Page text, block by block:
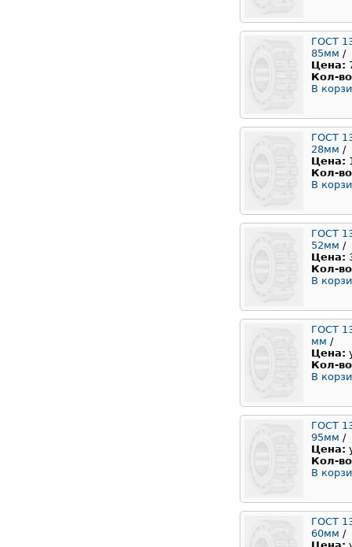
ГОСТ
85мм /
Цена:
Кол-
В
ГОСТ
28мм /
Цена:
Кол-
В
ГОСТ
52мм /
Цена:
Кол-
В
ГОСТ
мм /
Цена:
Кол-
В
ГОСТ
95мм /
Цена:
Кол-
В
ГОСТ
60мм /